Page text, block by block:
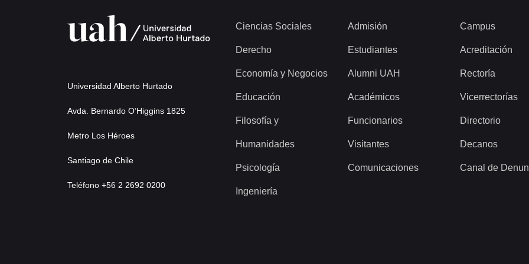
Universidad Alberto Hurtado
Avda. Bernardo O’Higgins 1825
Metro Los Héroes
Santiago de Chile
Teléfono +56 2 2692 0200
Ciencias Sociales
Derecho
Economía y Negocios
Educación
Filosofía y
Humanidades
Psicología
Ingeniería
Admisión
Estudiantes
Alumni UAH
Académicos
Funcionarios
Visitantes
Comunicaciones
Campus
Acreditación
Rectoría
Vicerrectorías
Directorio
Decanos
Canal de